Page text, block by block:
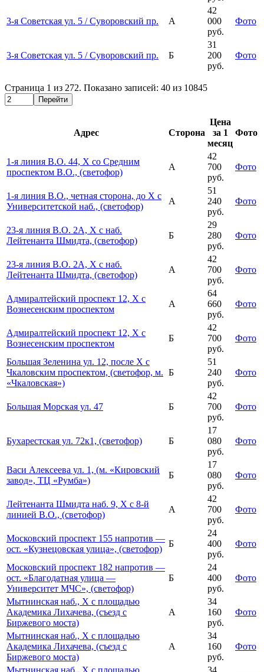
3-я Советская ул. 5 / Суворовский пр. А
42
000
руб.
Фото
3-я Советская ул. 5 / Суворовский пр. Б
31
200
руб.
Фото
Страница 1 из 272. Показано записей: 40 из 10845
Перейти
Адрес Сторона
Цена
за 1
месяц
Фото
1-я линия В.О. 44, Х со Средним
проспектом В.О., (светофор)
А
42
700
руб.
Фото
1-я линия В.О., четная сторона, до Х с
Университетской наб., (светофор)
А
51
240
руб.
Фото
23-я линия В.О. 2А, Х с наб.
Лейтенанта Шмидта, (светофор)
Б
29
280
руб.
Фото
23-я линия В.О. 2А, Х с наб.
Лейтенанта Шмидта, (светофор)
А
42
700
руб.
Фото
Адмиралтейский проспект 12, Х с
Вознесенским проспектом
А
64
660
руб.
Фото
Адмиралтейский проспект 12, Х с
Вознесенским проспектом
Б
42
700
руб.
Фото
Большая Зеленина ул. 12, после Х с
Чкаловским проспектом, (светофор, м.
«Чкаловская»)
Б
51
240
руб.
Фото
Большая Морская ул. 47 Б
42
700
руб.
Фото
Бухарестская ул. 72к1, (светофор) Б
17
080
руб.
Фото
Васи Алексеева ул. 1, (м. «Кировский
завод», ТЦ «Румба»)
Б
17
080
руб.
Фото
Лейтенанта Шмидта наб. 9, Х с 8-й
линией В.О., (светофор)
А
42
700
руб.
Фото
Московский проспект 155 напротив —
ост. «Кузнецовская улица», (светофор)
Б
24
400
руб.
Фото
Московский проспект 182 напротив —
ост. «Благодатная улица —
Университет МЧС», (светофор)
Б
24
400
руб.
Фото
Мытнинская наб., Х с площадью
Академика Лихачева, (съезд с
Биржевого моста)
А
34
160
руб.
Фото
Мытнинская наб., Х с площадью
Академика Лихачева, (съезд с
Биржевого моста)
А
34
160
руб.
Фото
Мытнинская наб., Х с площадью
34